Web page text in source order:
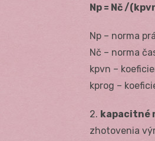
Np = Nč /
Np – norma
Nč – norma
kpvn –
kprog –
2. kapacitné
zhotovenia